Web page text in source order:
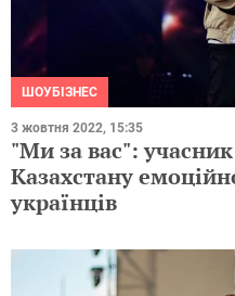
ШОУБІЗНЕС
3 жовтня 2022, 15:35
"Ми за вас":
Казахстану
українців